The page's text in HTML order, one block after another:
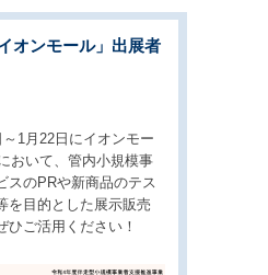
オンモール」出展者
1月22日にイオンモー
おいて、管内小規模事
スのPRや新商品のテス
を目的とした展示販売
ひご活用ください！